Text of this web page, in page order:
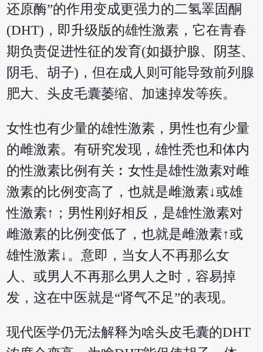
还原酶”的作用变成更强力的二氢睪固酮
(DHT)，即升级版的雄性激素，它在青春
期负责促进性征的发育(如摄护腺、阴茎、
阴毛、胡子)，但在成人则可能导致前列腺
肥大、头皮毛囊萎缩、加速掉发等疾。
女性也有少量的雄性激素，男性也有少量
的雌激素。有研究发现，雄性秃也和体内
的性激素比例有关︰女性是雄性激素对雌
激素的比例变高了，也就是雌激素↓或雄
性激素↑；男性刚好相反，是雄性激素对
雌激素的比例变低了，也就是雌激素↑或
雄性激素↓。意即，当女人不再那么女
人、或男人不再那么男人之时，容易掉
发，这在中医就是“肾气不足”的表现。
现代医学仍无法解释为啥头皮毛囊的DHT